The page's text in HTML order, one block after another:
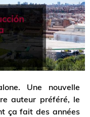
Une nouvelle
auteur préféré, le
ça fait des années